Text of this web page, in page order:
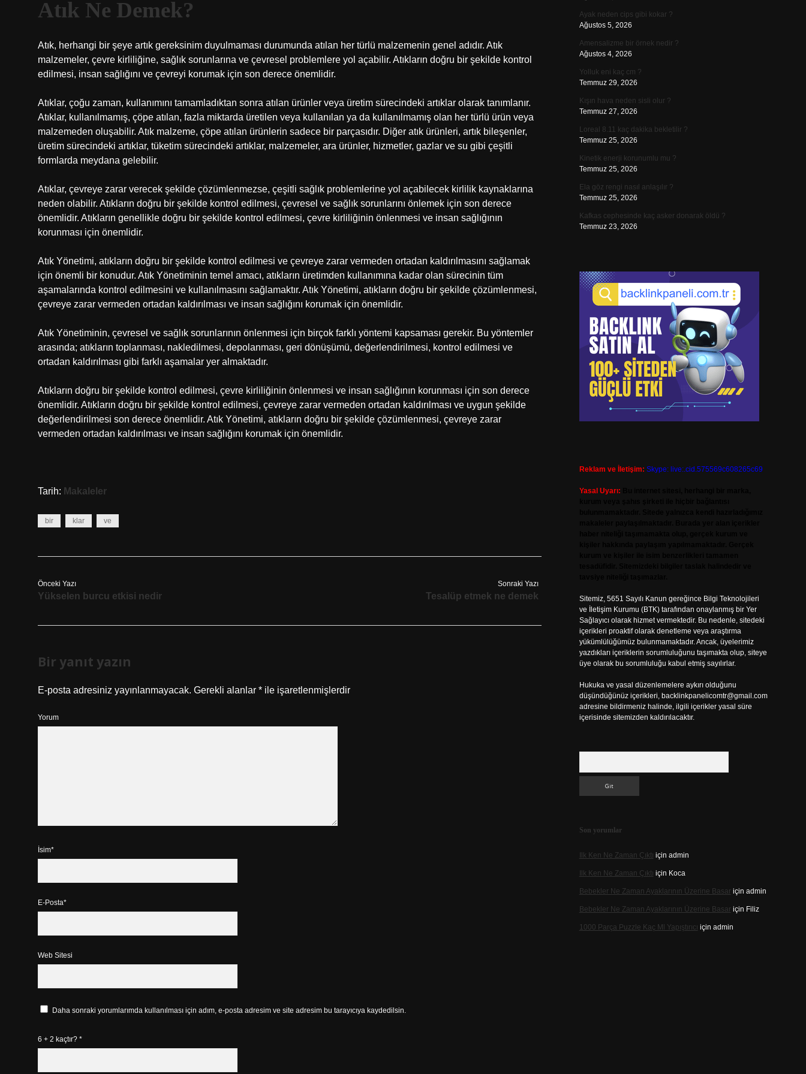
Atık Ne Demek?
Atık, herhangi bir şeye artık gereksinim duyulmaması durumunda atılan her türlü malzemenin genel adıdır. Atık
malzemeler, çevre kirliliğine, sağlık sorunlarına ve çevresel problemlere yol açabilir. Atıkların doğru bir şekilde kontrol
edilmesi, insan sağlığını ve çevreyi korumak için son derece önemlidir.
Atıklar, çoğu zaman, kullanımını tamamladıktan sonra atılan ürünler veya üretim sürecindeki artıklar olarak tanımlanır.
Atıklar, kullanılmamış, çöpe atılan, fazla miktarda üretilen veya kullanılan ya da kullanılmamış olan her türlü ürün veya
malzemeden oluşabilir. Atık malzeme, çöpe atılan ürünlerin sadece bir parçasıdır. Diğer atık ürünleri, artık bileşenler,
üretim sürecindeki artıklar, tüketim sürecindeki artıklar, malzemeler, ara ürünler, hizmetler, gazlar ve su gibi çeşitli
formlarda meydana gelebilir.
Atıklar, çevreye zarar verecek şekilde çözümlenmezse, çeşitli sağlık problemlerine yol açabilecek kirlilik kaynaklarına
neden olabilir. Atıkların doğru bir şekilde kontrol edilmesi, çevresel ve sağlık sorunlarını önlemek için son derece
önemlidir. Atıkların genellikle doğru bir şekilde kontrol edilmesi, çevre kirliliğinin önlenmesi ve insan sağlığının
korunması için önemlidir.
Atık Yönetimi, atıkların doğru bir şekilde kontrol edilmesi ve çevreye zarar vermeden ortadan kaldırılmasını sağlamak
için önemli bir konudur. Atık Yönetiminin temel amacı, atıkların üretimden kullanımına kadar olan sürecinin tüm
aşamalarında kontrol edilmesini ve kullanılmasını sağlamaktır. Atık Yönetimi, atıkların doğru bir şekilde çözümlenmesi,
çevreye zarar vermeden ortadan kaldırılması ve insan sağlığını korumak için önemlidir.
Atık Yönetiminin, çevresel ve sağlık sorunlarının önlenmesi için birçok farklı yöntemi kapsaması gerekir. Bu yöntemler
arasında; atıkların toplanması, nakledilmesi, depolanması, geri dönüşümü, değerlendirilmesi, kontrol edilmesi ve
ortadan kaldırılması gibi farklı aşamalar yer almaktadır.
Atıkların doğru bir şekilde kontrol edilmesi, çevre kirliliğinin önlenmesi ve insan sağlığının korunması için son derece
önemlidir. Atıkların doğru bir şekilde kontrol edilmesi, çevreye zarar vermeden ortadan kaldırılması ve uygun şekilde
değerlendirilmesi son derece önemlidir. Atık Yönetimi, atıkların doğru bir şekilde çözümlenmesi, çevreye zarar
vermeden ortadan kaldırılması ve insan sağlığını korumak için önemlidir.
Tarih: Makaleler
bir klar ve
Önceki Yazı
Yükselen burcu etkisi nedir
Sonraki Yazı
Tesalüp etmek ne demek
Bir yanıt yazın
E-posta adresiniz yayınlanmayacak. Gerekli alanlar * ile işaretlenmişlerdir
Yorum
İsim*
E-Posta*
Web Sitesi
Daha sonraki yorumlarımda kullanılması için adım, e-posta adresim ve site adresim bu tarayıcıya kaydedilsin.
6 + 2 kaçtır? *
Ayak neden cips gibi kokar ?
Ağustos 5, 2026
Amensalizme bir örnek nedir ?
Ağustos 4, 2026
Yolluk eni kaç cm ?
Temmuz 29, 2026
Kışın hava neden sisli olur ?
Temmuz 27, 2026
Loreal 8.11 kaç dakika bekletilir ?
Temmuz 25, 2026
Kinetik enerji korunumlu mu ?
Temmuz 25, 2026
Ela göz rengi nasıl anlaşılır ?
Temmuz 25, 2026
Kafkas cephesinde kaç asker donarak öldü ?
Temmuz 23, 2026
Reklam ve İletişim: Skype: live:.cid.575569c608265c69
Yasal Uyarı:
Sitemiz, 5651 Sayılı Kanun gereğince Bilgi Teknolojileri
ve İletişim Kurumu (BTK) tarafından onaylanmış bir Yer
Sağlayıcı olarak hizmet vermektedir. Bu nedenle, sitedeki
içerikleri proaktif olarak denetleme veya araştırma
yükümlülüğümüz bulunmamaktadır. Ancak, üyelerimiz
yazdıkları içeriklerin sorumluluğunu taşımakta olup, siteye
üye olarak bu sorumluluğu kabul etmiş sayılırlar.
Hukuka ve yasal düzenlemelere aykırı olduğunu
düşündüğünüz içerikleri, backlinkpanelicomtr@gmail.com
adresine bildirmeniz halinde, ilgili içerikler yasal süre
içerisinde sitemizden kaldırılacaktır.
Son yorumlar
Ilk Ken Ne Zaman Çıktı için admin
Ilk Ken Ne Zaman Çıktı için Koca
Bebekler Ne Zaman Ayaklarının Üzerine Basariçin admin
Bebekler Ne Zaman Ayaklarının Üzerine Basariçin Filiz
1000 Parça Puzzle Kaç Ml Yapıştırıcı için admin